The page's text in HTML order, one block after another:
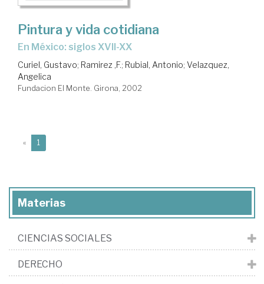
Pintura y vida cotidiana
en México: siglos XVII-XX
Curiel, Gustavo; Ramirez ,F.; Rubial, Antonio; Velazquez,
Angelica
Fundacion El Monte. Girona, 2002
« 1
Materias
CIENCIAS SOCIALES
DERECHO